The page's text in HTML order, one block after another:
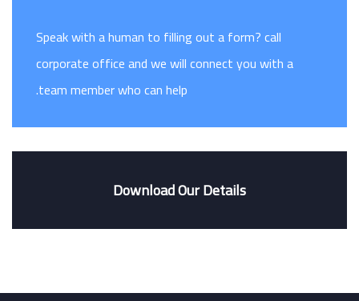
Speak with a human to filling out a form? call
corporate office and we will connect you with a
team member who can help.
Download Our Details